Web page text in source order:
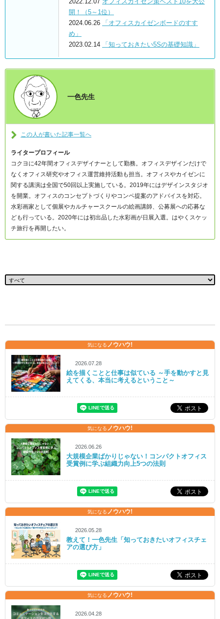
開！（5～1位）
2024.06.26
「オフィスカイゼンボードのすす
め」
2023.02.14
「知っておきたい5Sの基礎知識」
一色先生
この人が書いた記事一覧へ
ライタープロフィール
コクヨに42年間オフィスデザイナーとして勤務。オフィスデザインだけで
なくオフィス研究やオフィス運営維持活動も担当。オフィスやカイゼンに
関する講演は全国で50回以上実施している。2019年にはデザインスタジオ
を開業。オフィスのコンセプトづくりやコンペ提案のアドバイスを対応。
水彩画家として個展やカルチャースクールの絵画講師、公募展への応募な
ども行っている。2020年には初出品した水彩画が日展入選。はやくスケッ
チ旅行を再開したい。
気になるノウハウ!
2026.07.28
絵を描くことと仕事は似ている ～手を動かすと見
えてくる、本当に考えるということ～
気になるノウハウ!
2026.06.26
大規模企業ばかりじゃない！コンパクトオフィス
受賞例に学ぶ組織力向上5つの法則
気になるノウハウ!
2026.05.28
教えて！一色先生「知っておきたいオフィスチェ
アの選び方」
気になるノウハウ!
2026.04.28